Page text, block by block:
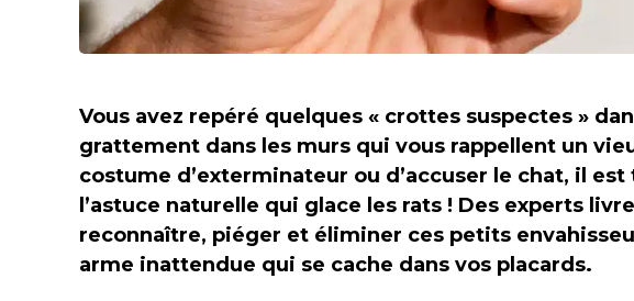
Vous avez repéré quelques « crottes suspectes »
grattement dans les murs qui vous rappellent un
costume d’exterminateur ou d’accuser le chat, il
l’astuce naturelle qui glace les rats ! Des experts
reconnaître, piéger et éliminer ces petits
arme inattendue qui se cache dans vos placards.